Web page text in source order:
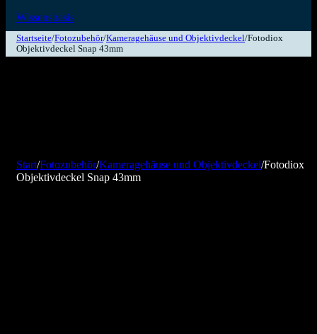
Wissensbasis
Startseite/Fotozubehör/Kameragehäuse und Objektivdeckel/Fotodiox
Objektivdeckel Snap 43mm
Start/Fotozubehör/Kameragehäuse und Objektivdeckel/Fotodiox
Objektivdeckel Snap 43mm